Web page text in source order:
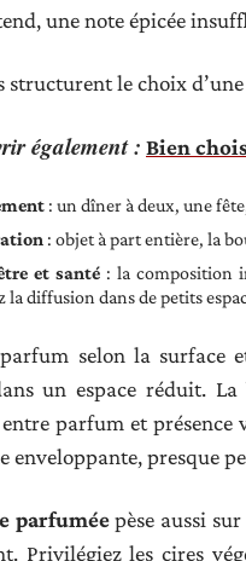
une note épicée
structurent le choix d’une
également : Bien
: un dîner à deux, une
: objet à part entière, la
et santé: la composition
la diffusion dans de petits
selon la surface
un espace réduit. La
parfum et présence
enveloppante, presque
parfuméepèse aussi
Privilégiez les cires